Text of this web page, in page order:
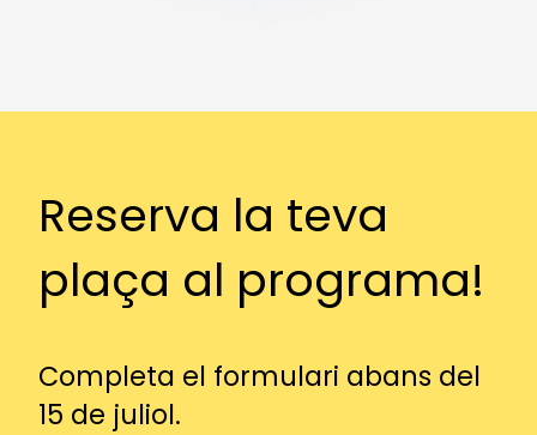
Reserva la teva
plaça al programa!
Completa el formulari abans del
15 de juliol.